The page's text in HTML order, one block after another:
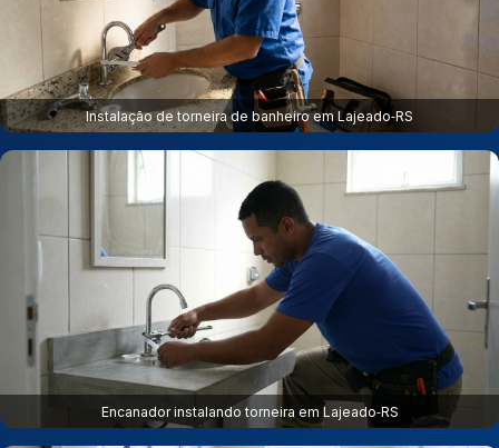
Instalação de torneira de banheiro em Lajeado‑RS
Encanador instalando torneira em Lajeado‑RS